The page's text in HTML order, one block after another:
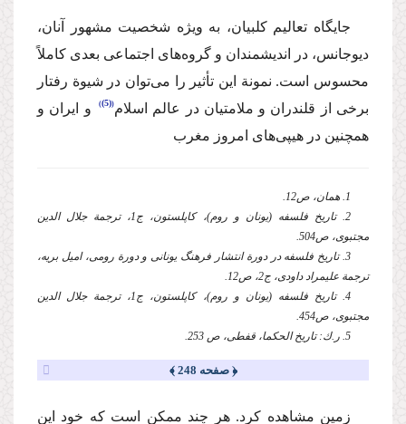
‌جایگاه تعالیم كلبیان، به ویژه شخصیت مشهور آنان،
دیوجانس، در اندیشمندان و گروه‌های اجتماعی بعدی كاملاً
محسوس است. نمونة‌ این تأثیر را می‌توان در‌ شیوة رفتار
برخی از‌ قلندران و ملامتیان در عالم اسلام (5)
‌ و ایران و
همچنین در هیپی‌های امروز مغرب
1. همان، ص12.
2. تاریخ فلسفه (یونان و روم)، كاپلستون،‌ ج1، ترجمة جلال الدین
مجتبوی،‌ ص504.
3. تاریخ فلسفه‌ در دورة انتشار فرهنگ یونانی و دورة رومی، امیل بریه،
ترجمة‌ علیمراد داودی، ج2، ص12.
4. تاریخ فلسفه (یونان و روم)، كاپلستون،‌ ج1، ترجمة جلال الدین
مجتبوی،‌ ص454.
5. ر.ك: تاریخ الحكما، قفطی، ص 253.
﴿ صفحه 248 ﴾
‌زمین مشاهده كرد. هر چند ممكن است كه خود این